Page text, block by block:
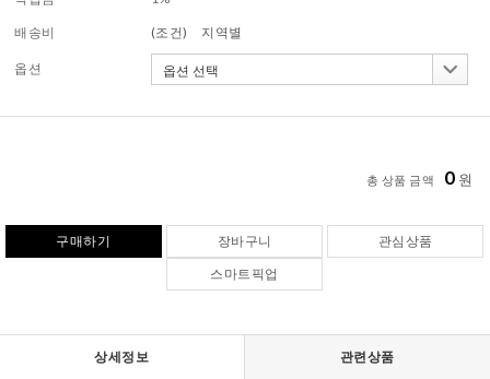
배송비 (조건) 지역별
옵션
총 상품 금액 0 원
구매하기 장바구니
관심상품
스마트픽업
상세정보 관련상품